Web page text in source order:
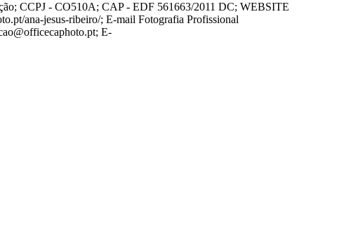
CCPJ - CO510A; CAP - EDF 561663/2011 DC; WEBSITE
ana-jesus-ribeiro/; E-mail Fotografia Profissional
E-